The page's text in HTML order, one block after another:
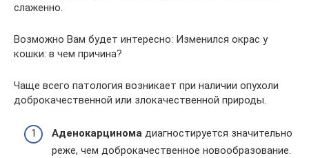
слаженно.
Возможно Вам будет интересно: Изменился окрас у
кошки: в чем причина?
Чаще всего патология возникает при наличии опухоли
доброкачественной или злокачественной природы.
Аденокарцинома диагностируется значительно
реже, чем доброкачественное новообразование.